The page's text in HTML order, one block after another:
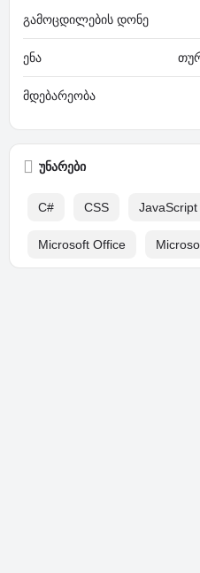
გამოცდილების დონე
ენა
მდებარეობა
უნარები
C# CSS JavaScript
Microsoft Office